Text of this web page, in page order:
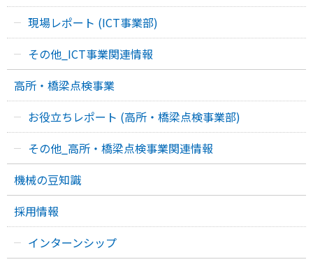
現場レポート (ICT事業部)
その他_ICT事業関連情報
高所・橋梁点検事業
お役立ちレポート (高所・橋梁点検事業部)
その他_高所・橋梁点検事業関連情報
機械の豆知識
採用情報
インターンシップ